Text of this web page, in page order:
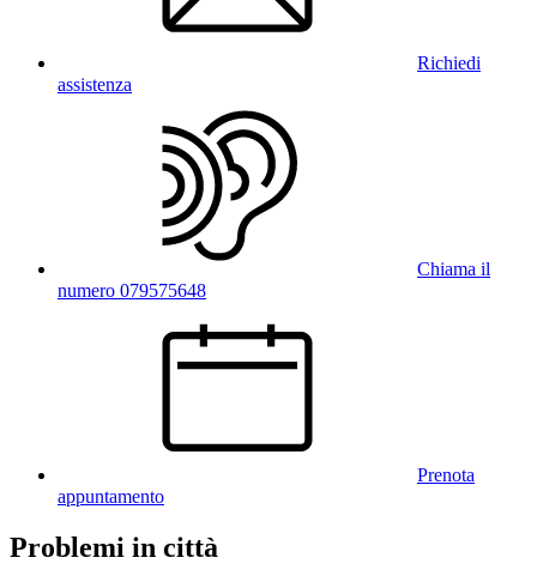
Richiedi
assistenza
Chiama il
numero 079575648
Prenota
appuntamento
Problemi in città